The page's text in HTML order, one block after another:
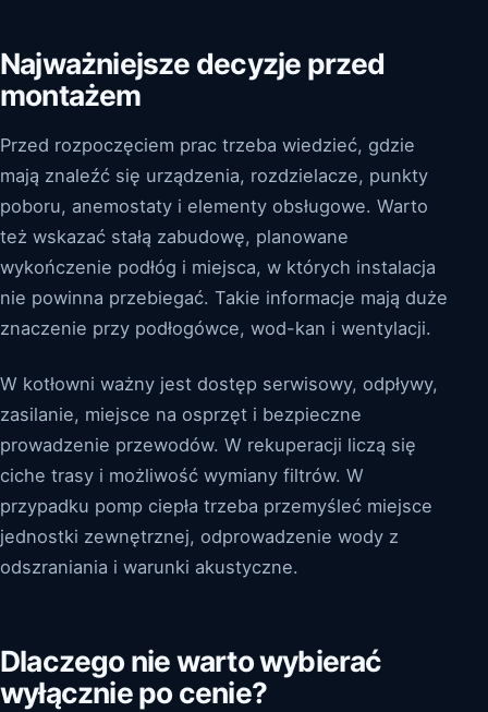
Najważniejsze decyzje przed
montażem
Przed rozpoczęciem prac trzeba wiedzieć, gdzie
mają znaleźć się urządzenia, rozdzielacze, punkty
poboru, anemostaty i elementy obsługowe. Warto
też wskazać stałą zabudowę, planowane
wykończenie podłóg i miejsca, w których instalacja
nie powinna przebiegać. Takie informacje mają duże
znaczenie przy podłogówce, wod-kan i wentylacji.
W kotłowni ważny jest dostęp serwisowy, odpływy,
zasilanie, miejsce na osprzęt i bezpieczne
prowadzenie przewodów. W rekuperacji liczą się
ciche trasy i możliwość wymiany filtrów. W
przypadku pomp ciepła trzeba przemyśleć miejsce
jednostki zewnętrznej, odprowadzenie wody z
odszraniania i warunki akustyczne.
Dlaczego nie warto wybierać
wyłącznie po cenie?